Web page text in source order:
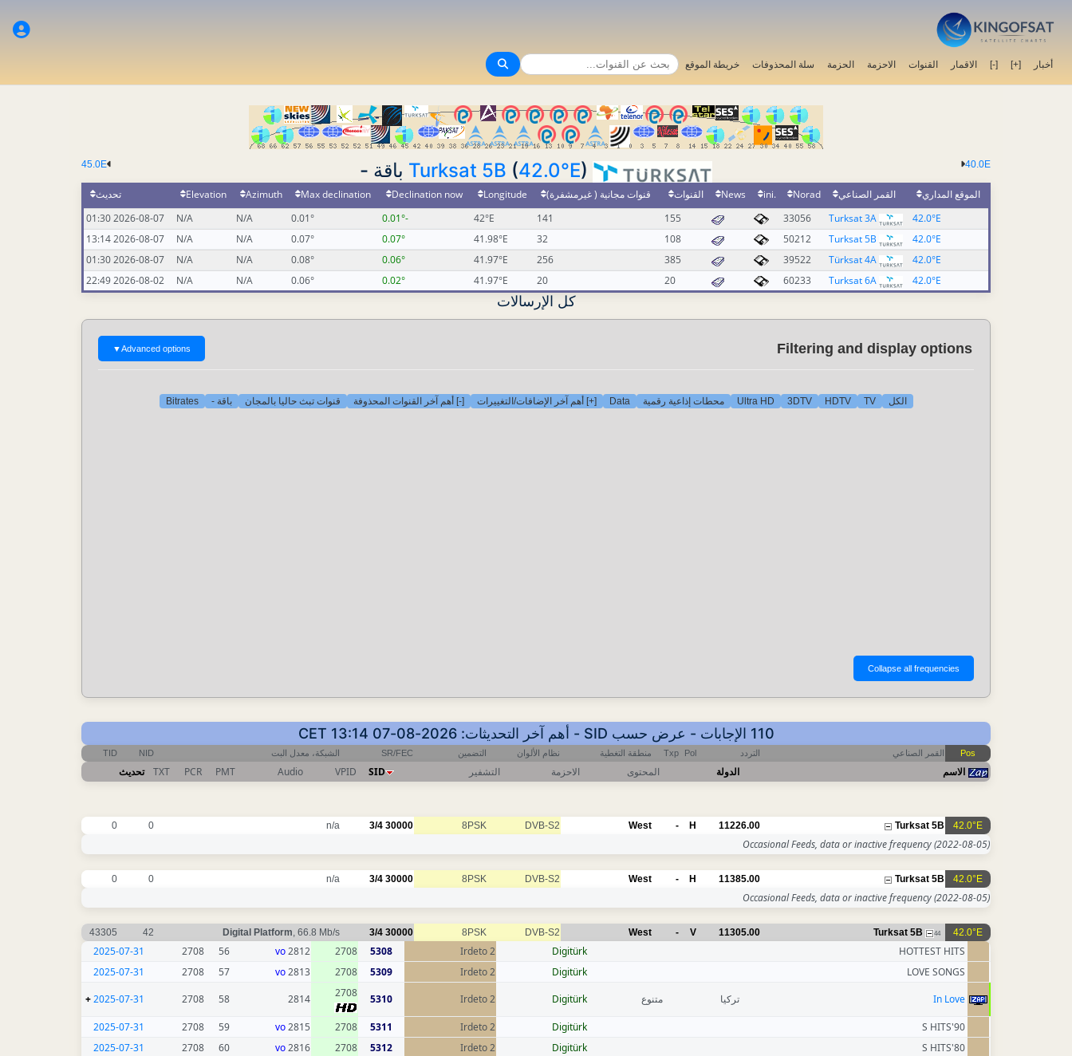
أخبار [+]
[-] الاقمار القنوات الاحزمة الحزمة سلة المحذوفات خريطة الموقع
40.0E
45.0E Turksat 5B (42.0°E) باقة -
الموقع المداري القمر الصناعي Norad
.ini
News القنوات قنوات مجانية ( غيرمشفرة) Longitude
Declination now
Max declination
Azimuth
Elevation
تحديث
42.0°E
Turksat 3A
33056
155
141
42°E
-0.01°
0.01°
N/A
N/A
2026-08-07 01:30
42.0°E
Turksat 5B
50212
108
32
41.98°E
0.07°
0.07°
N/A
N/A
2026-08-07 13:14
42.0°E
Türksat 4A
39522
385
256
41.97°E
0.06°
0.08°
N/A
N/A
2026-08-07 01:30
42.0°E
Turksat 6A
60233
20
20
41.97°E
0.02°
0.06°
N/A
N/A
2026-08-02 22:49
كل الإرسالات
Filtering and display options
Advanced options
▼
الكل TV
HDTV
3DTV
Ultra HD محطات إذاعية رقمية Data [+] أهم آخر الإضافات/التغييرات [-] أهم آخر القنوات المحذوفة قنوات تبث حاليا بالمجان باقة - Bitrates
110 الإجابات - عرض حسب SID - أهم آخر التحديثات: 2026-08-07 13:14 CET
Pos القمر الصناعي التردد Pol
Txp منطقة التغطية نظام الألوان التضمين SR/FEC الشبكة، معدل البت NID
TID
الاسم الدولة المحتوى الاحزمة التشفير SID
VPID
Audio
PMT
PCR
TXT تحديث
42.0°E
Turksat 5B
11226.00
H
-
West
DVB-S2
8PSK
30000
3/4
n/a
0
0
Occasional Feeds, data or inactive frequency(2022-08-05)
42.0°E
Turksat 5B
11385.00
H
-
West
DVB-S2
8PSK
30000
3/4
n/a
0
0
Occasional Feeds, data or inactive frequency(2022-08-05)
42.0°E
Turksat 5B 44
11305.00
V
-
West
DVB-S2
8PSK
30000
3/4
Digital Platform, 66.8 Mb/s
42
43305
HOTTEST HITS
Digitürk
Irdeto 2
5308
2708
2812
vo
56
2708
2025-07-31
LOVE SONGS
Digitürk
Irdeto 2
5309
2708
2813
vo
57
2708
2025-07-31
In Love
تركيا متنوع Digitürk
Irdeto 2
5310
2708
2814
58
2708
2025-07-31
+
90'S HITS
Digitürk
Irdeto 2
5311
2708
2815
vo
59
2708
2025-07-31
80'S HITS
Digitürk
Irdeto 2
5312
2708
2816
vo
60
2708
2025-07-31